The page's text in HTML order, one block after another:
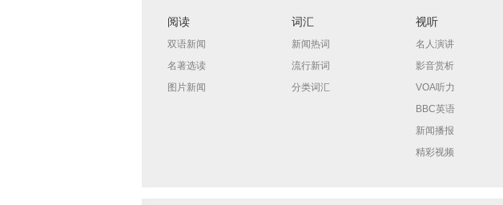
阅读
双语新闻
名著选读
图片新闻
词汇
新闻热词
流行新词
分类词汇
视听
名人演讲
影音赏析
VOA听力
BBC英语
新闻播报
精彩视频